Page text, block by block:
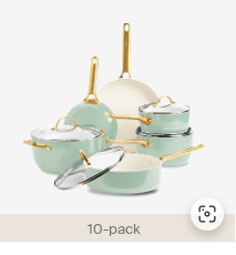
10-pack